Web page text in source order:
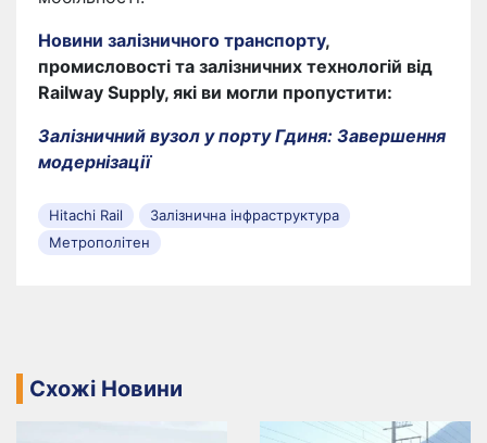
Новини залізничного транспорту,
промисловості та залізничних технологій від
Railway Supply, які ви могли пропустити:
Залізничний вузол у порту Гдиня: Завершення
модернізації
Hitachi Rail
Залізнична інфраструктура
Метрополітен
Схожі Новини